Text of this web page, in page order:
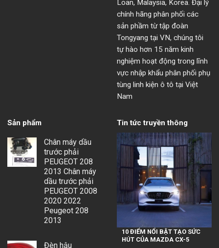
Loan, Malaysia, Korea. Đại lý
chính hãng phân phối các
sản phầm từ tập đoàn
Tongyang tại VN, chúng tôi
tự hào hơn 15 năm kinh
nghiệm hoạt động trong lĩnh
vực nhập khẩu phân phối phụ
tùng linh kiện ô tô tại Việt
Nam
Sản phẩm
Chân máy dầu
trước phải
PEUGEOT 208
2013 Chân máy
dầu trước phải
PEUGEOT 2008
2020 2022
Peugeot 208
2013
Đèn hậu
Tin tức truyền thông
10 ĐIỂM NỔI BẬT TẠO SỨC
HÚT CỦA MAZDA CX-5